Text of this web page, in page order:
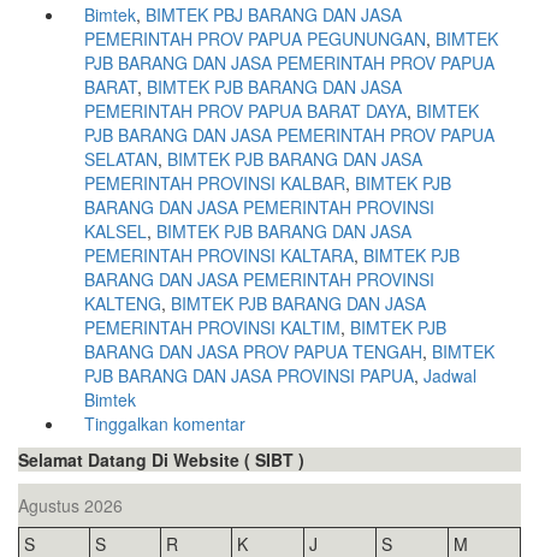
Bimtek, BIMTEK PBJ BARANG DAN JASA
PEMERINTAH PROV PAPUA PEGUNUNGAN, BIMTEK
PJB BARANG DAN JASA PEMERINTAH PROV PAPUA
BARAT, BIMTEK PJB BARANG DAN JASA
PEMERINTAH PROV PAPUA BARAT DAYA, BIMTEK
PJB BARANG DAN JASA PEMERINTAH PROV PAPUA
SELATAN, BIMTEK PJB BARANG DAN JASA
PEMERINTAH PROVINSI KALBAR, BIMTEK PJB
BARANG DAN JASA PEMERINTAH PROVINSI
KALSEL, BIMTEK PJB BARANG DAN JASA
PEMERINTAH PROVINSI KALTARA, BIMTEK PJB
BARANG DAN JASA PEMERINTAH PROVINSI
KALTENG, BIMTEK PJB BARANG DAN JASA
PEMERINTAH PROVINSI KALTIM, BIMTEK PJB
BARANG DAN JASA PROV PAPUA TENGAH, BIMTEK
PJB BARANG DAN JASA PROVINSI PAPUA, Jadwal
Bimtek
Tinggalkan komentar
Selamat Datang Di Website ( SIBT )
Agustus 2026
S
S R K J S
M